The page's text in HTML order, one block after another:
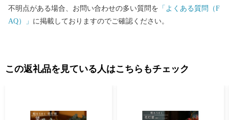
不明点がある場合、お問い合わせの多い質問を 「よくある質問（F
AQ）」 に掲載しておりますのでご確認ください。
この返礼品を見ている人はこちらもチェック